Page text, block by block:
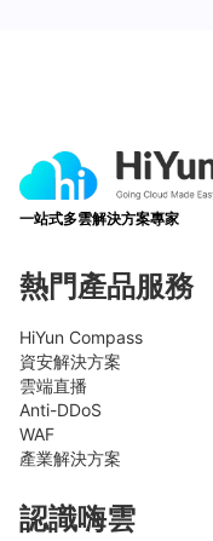
一站式多雲解決方案專家
熱門產品服務
HiYun Compass
資安解決方案
雲端直播
Anti-DDoS
WAF
產業解決方案
認識嗨雲